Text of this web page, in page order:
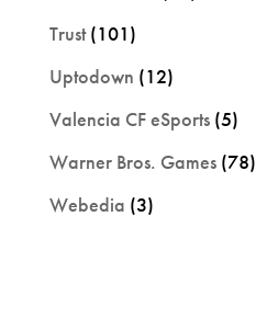
Trust(101)
Uptodown (12)
Valencia CF eSports(5)
Warner Bros. Games(78)
Webedia (3)